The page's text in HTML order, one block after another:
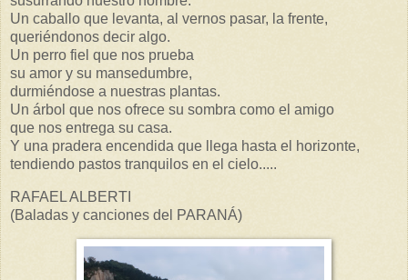
Un caballo que levanta, al vernos pasar, la frente,
queriéndonos decir algo.
Un perro fiel que nos prueba
su amor y su mansedumbre,
durmiéndose a nuestras plantas.
Un árbol que nos ofrece su sombra como el amigo
que nos entrega su casa.
Y una pradera encendida que llega hasta el horizonte,
tendiendo pastos tranquilos en el cielo.....
RAFAEL ALBERTI
(Baladas y canciones del PARANÁ)